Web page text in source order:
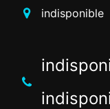
indisponible